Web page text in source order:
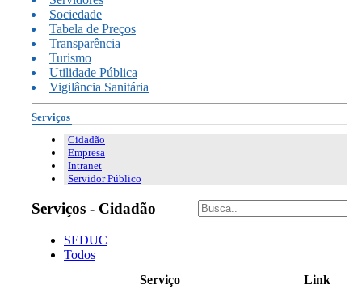
Sociedade
Tabela de Preços
Transparência
Turismo
Utilidade Pública
Vigilância Sanitária
Serviços
Cidadão
Empresa
Intranet
Servidor Público
Serviços - Cidadão
SEDUC
Todos
Serviço
Link